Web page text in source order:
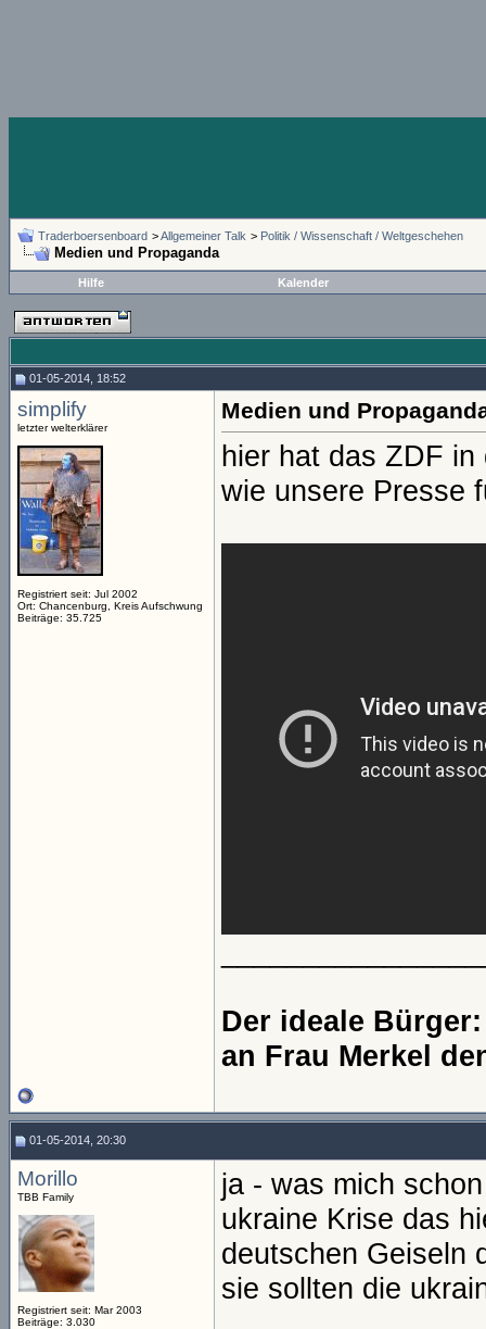
Traderboersenboard >Allgemeiner Talk > Politik / Wissenschaft / Weltgeschehen
Medien und Propaganda
Hilfe Kalender
01-05-2014, 18:52
simplify
letzter welterklärer
Registriert seit: Jul 2002
Ort: Chancenburg, Kreis Aufschwung
Beiträge: 35.725
Medien und
hier hat das ZDF
wie unsere Presse
Der ideale
an Frau Merkel
01-05-2014, 20:30
Morillo
TBB Family
Registriert seit: Mar 2003
Beiträge: 3.030
ja - was mich
ukraine Krise das
deutschen Geiseln
sie sollten die